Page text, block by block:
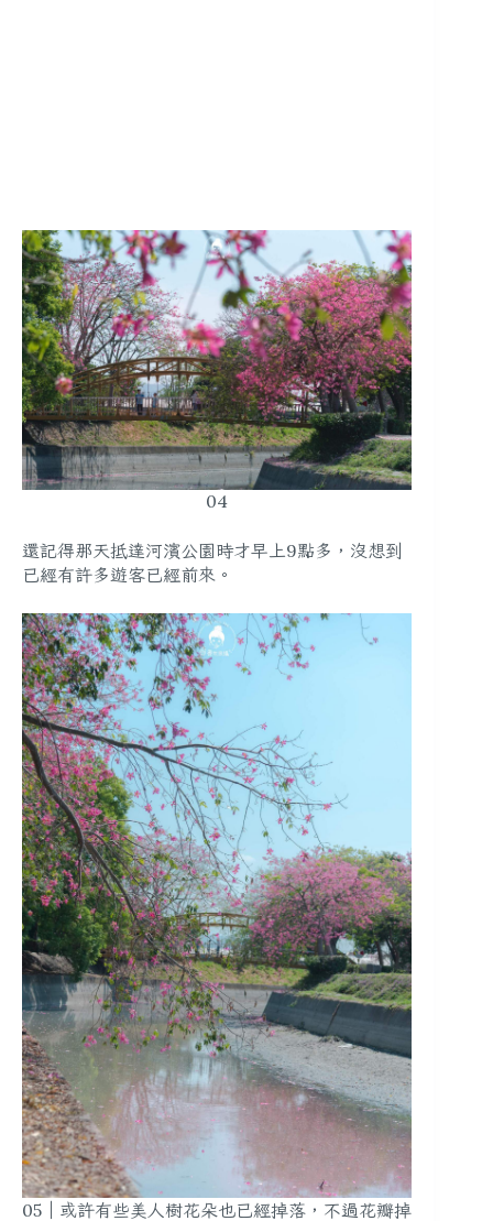
04
還記得那天抵達河濱公園時才早上9點多，沒想到
已經有許多遊客已經前來。
05｜或許有些美人樹花朵也已經掉落，不過花瓣掉